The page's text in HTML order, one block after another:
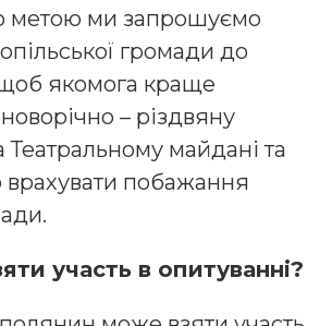
метою ми запрошуємо
громади до
якомога краще
– різдвяну
майдані та
побажання
участь в опитуванні?